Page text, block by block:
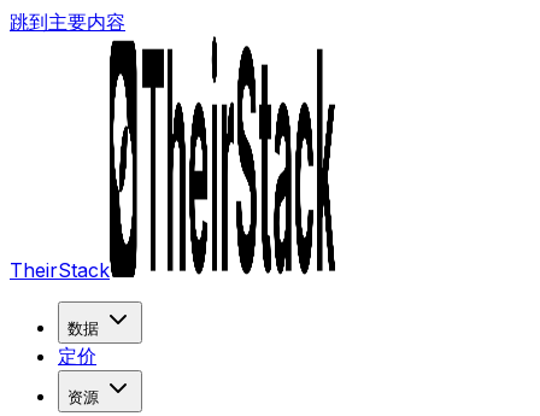
跳到主要内容
TheirStack
数据
定价
资源